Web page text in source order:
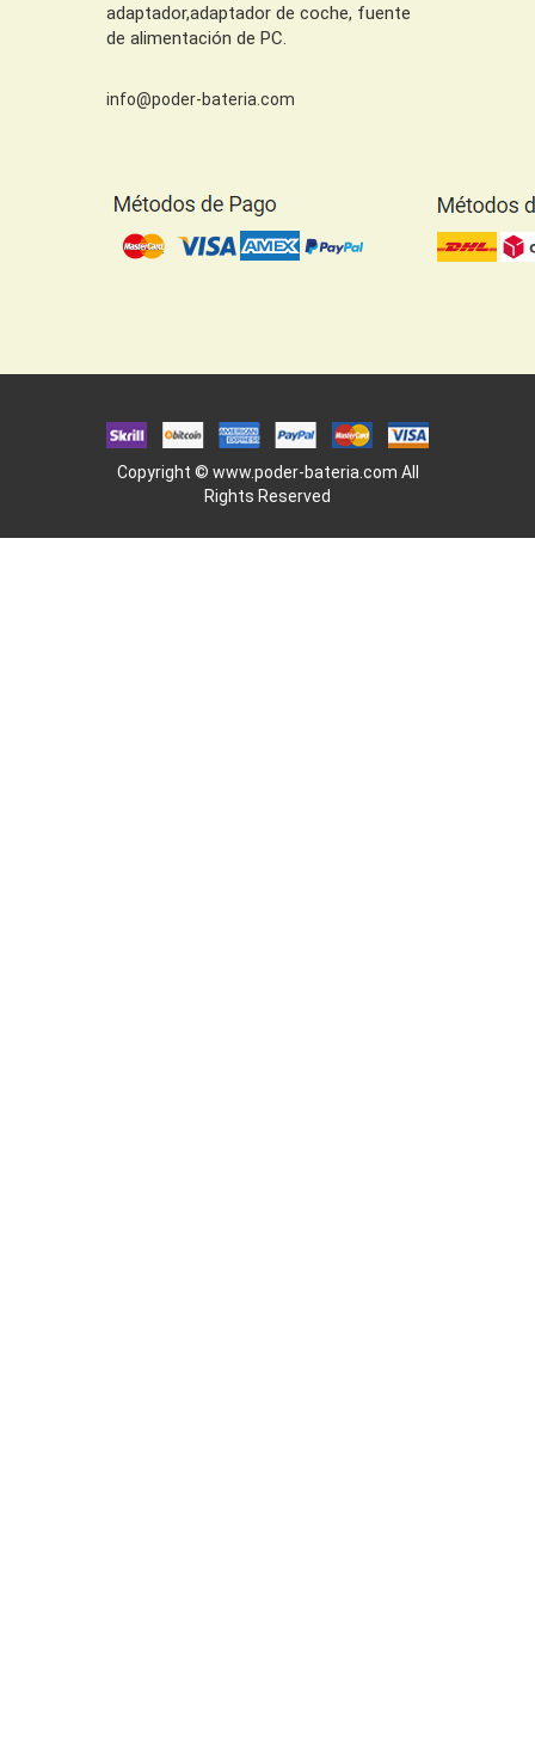
adaptador,adaptador de coche, fuente
de alimentación de PC.
info@poder-bateria.com
Copyright © www.poder-bateria.com All
Rights Reserved